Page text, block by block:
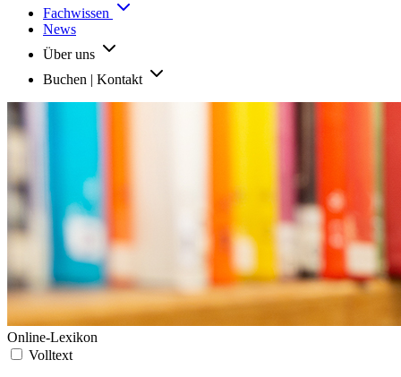
Fachwissen
News
Über uns
Buchen | Kontakt
Online-Lexikon
Volltext